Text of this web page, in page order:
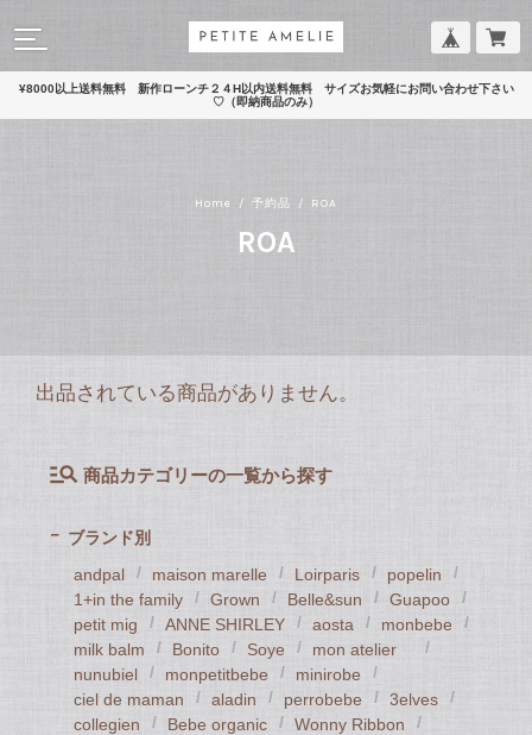
¥8000以上送料無料 新作ローンチ２４H以内送料無料 サイズお気軽にお問い合わせ下さい
♡（即納商品のみ）
Home 予約品 ROA
ROA
出品されている商品がありません。
商品カテゴリーの一覧から探す
ブランド別
andpal
maison marelle Loirparis
popelin
1+in the family
Grown Belle&sun
Guapoo
petit mig
ANNE SHIRLEY aosta
monbebe
milk balm
Bonito Soye
mon atelier
nunubiel
monpetitbebe
minirobe
ciel de maman
aladin perrobebe
3elves
collegien
Bebe organic
Wonny Ribbon